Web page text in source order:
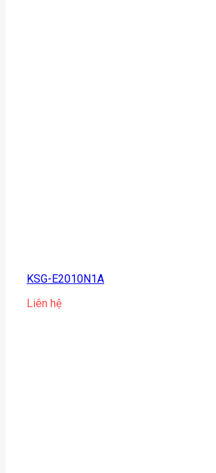
KSG-E2010N1A
Liên hệ